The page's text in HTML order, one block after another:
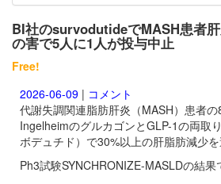
BI社のsurvodutideでMASH患者
の害で5人に1人が投与中止
Free!
2026-06-09 | コメント
代謝失調関連脂肪肝炎（MASH）患者
IngelheimのグルカゴンとGLP-1の両取
ボデュチド）で30%以上の肝脂肪減少を
Ph3試験SYNCHRONIZE-MASLDの結果